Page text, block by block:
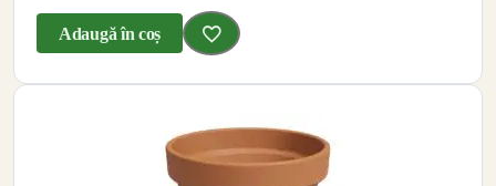
Adaugă în coș